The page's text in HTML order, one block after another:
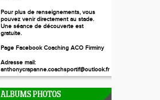
Pour plus de renseignements, vous
pouvez venir directement au stade.
Une séance de découverte est
gratuite.
Page Facebook Coaching ACO Firminy
Adresse mail:
anthonycrapanne.coachsportif@outlook.fr
ALBUMS PHOTOS